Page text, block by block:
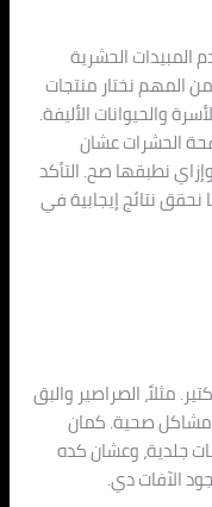
الحشرية
المهم نختار منتجات
والحيوانات الأليفة.
الحشرات عشان
نطبقها صح. التأكد
نحقق نتائج إيجابية في
مثلاً، الصراصير والبق
مشاكل صحية. كمان
جلدية، وعشان كده
الآفات دي.